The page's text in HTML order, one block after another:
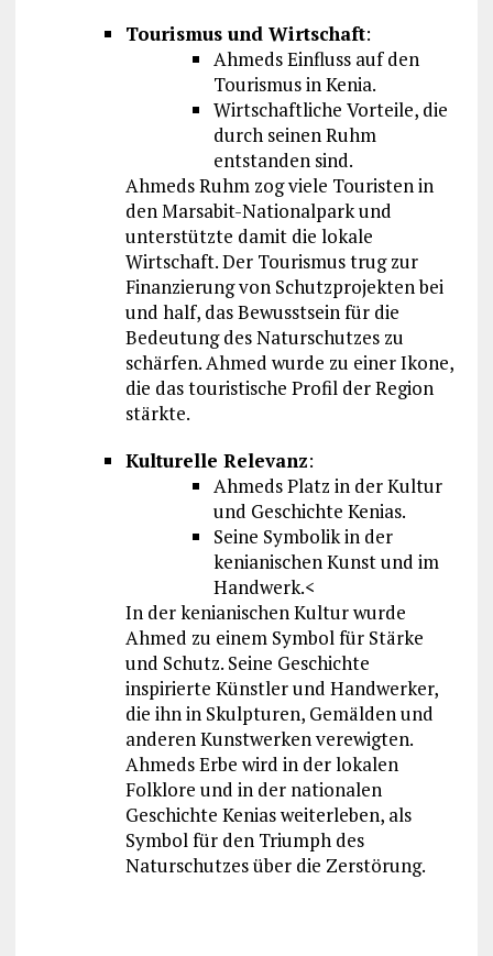
Tourismus und Wirtschaft:
Ahmeds Einfluss auf den
Tourismus in Kenia.
Wirtschaftliche Vorteile, die
durch seinen Ruhm
entstanden sind.
Ahmeds Ruhm zog viele Touristen in
den Marsabit-Nationalpark und
unterstützte damit die lokale
Wirtschaft. Der Tourismus trug zur
Finanzierung von Schutzprojekten bei
und half, das Bewusstsein für die
Bedeutung des Naturschutzes zu
schärfen. Ahmed wurde zu einer Ikone,
die das touristische Profil der Region
stärkte.
Kulturelle Relevanz:
Ahmeds Platz in der Kultur
und Geschichte Kenias.
Seine Symbolik in der
kenianischen Kunst und im
Handwerk.<
In der kenianischen Kultur wurde
Ahmed zu einem Symbol für Stärke
und Schutz. Seine Geschichte
inspirierte Künstler und Handwerker,
die ihn in Skulpturen, Gemälden und
anderen Kunstwerken verewigten.
Ahmeds Erbe wird in der lokalen
Folklore und in der nationalen
Geschichte Kenias weiterleben, als
Symbol für den Triumph des
Naturschutzes über die Zerstörung.